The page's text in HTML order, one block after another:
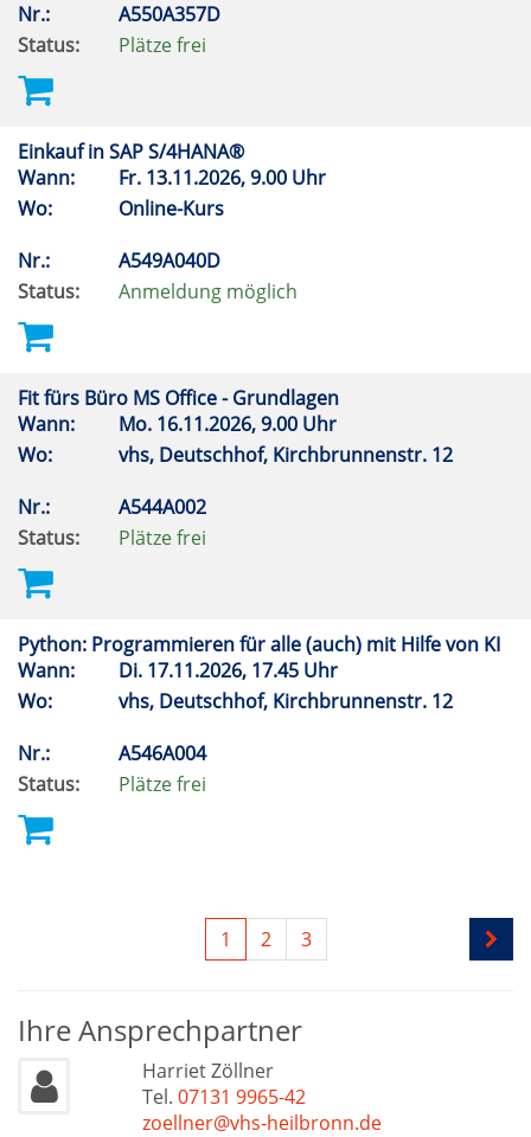
Nr.:
A550A357D
Status:
Plätze frei
Einkauf in SAP S/4HANA®
Wann:
Fr. 13.11.2026, 9.00 Uhr
Wo:
Online-Kurs
Nr.:
A549A040D
Status:
Anmeldung möglich
Fit fürs Büro MS Office - Grundlagen
Wann:
Mo. 16.11.2026, 9.00 Uhr
Wo:
vhs, Deutschhof, Kirchbrunnenstr. 12
Nr.:
A544A002
Status:
Plätze frei
Python: Programmieren für alle (auch) mit Hilfe von KI
Wann:
Di. 17.11.2026, 17.45 Uhr
Wo:
vhs, Deutschhof, Kirchbrunnenstr. 12
Nr.:
A546A004
Status:
Plätze frei
1 2 3
Ihre Ansprechpartner
Harriet Zöllner
Tel. 07131 9965-42
zoellner@vhs-heilbronn.de